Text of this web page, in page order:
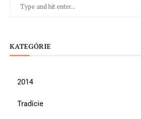
KATEGÓRIE
2014
Tradície